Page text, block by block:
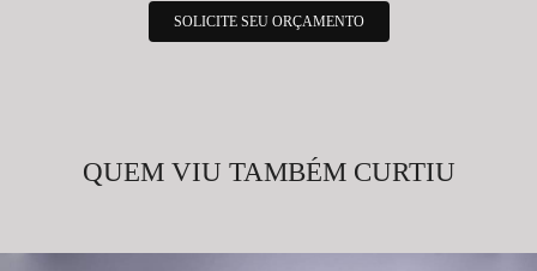
SOLICITE SEU ORÇAMENTO
QUEM VIU TAMBÉM CURTIU